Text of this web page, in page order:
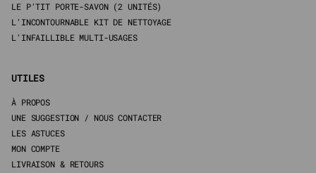
LE P'TIT PORTE-SAVON (2 UNITÉS)
L'INCONTOURNABLE KIT DE NETTOYAGE
L'INFAILLIBLE MULTI-USAGES
UTILES
À PROPOS
UNE SUGGESTION / NOUS CONTACTER
LES ASTUCES
MON COMPTE
LIVRAISON & RETOURS